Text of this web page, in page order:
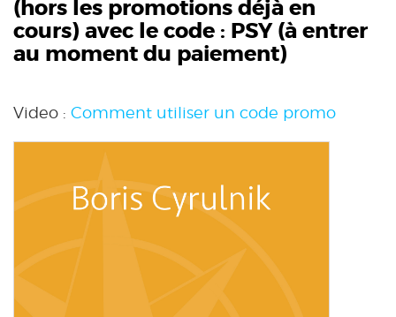
(hors les promotions déjà en
cours) avec le code : PSY(à entrer
au moment du paiement)
Video : Comment utiliser un code promo